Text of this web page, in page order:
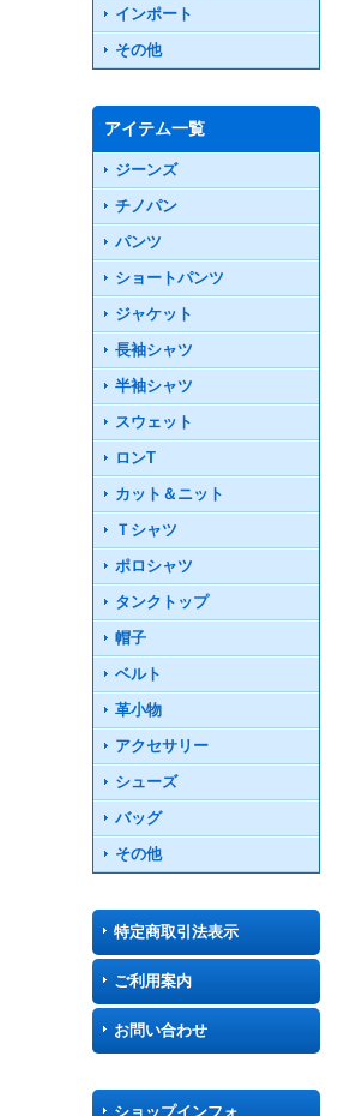
インポート
その他
アイテム一覧
ジーンズ
チノパン
パンツ
ショートパンツ
ジャケット
長袖シャツ
半袖シャツ
スウェット
ロンT
カット＆ニット
Ｔシャツ
ポロシャツ
タンクトップ
帽子
ベルト
革小物
アクセサリー
シューズ
バッグ
その他
特定商取引法表示
ご利用案内
お問い合わせ
ショップインフォ